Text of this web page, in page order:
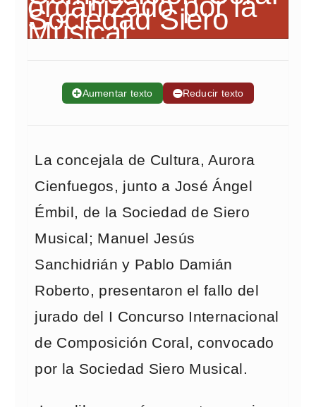
➕Aumentar texto ➖Reducir texto
La concejala de Cultura, Aurora
Cienfuegos, junto a José Ángel
Émbil, de la Sociedad de Siero
Musical; Manuel Jesús
Sanchidrián y Pablo Damián
Roberto, presentaron el fallo del
jurado del I Concurso Internacional
de Composición Coral, convocado
por la Sociedad Siero Musical.